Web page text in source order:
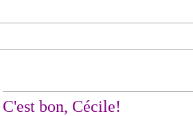
C'est bon, Cécile!